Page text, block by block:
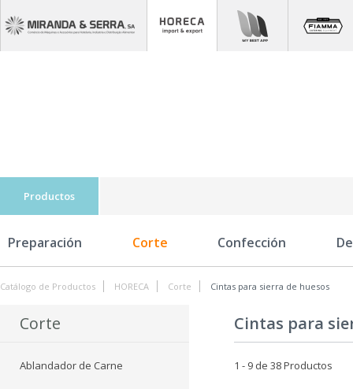
Productos
Preparación Corte Confección
Catálogo de Productos HORECA Corte Cintas para sierra de huesos
Corte
Ablandador de Carne
Cintas para
1 - 9 de 38 Productos